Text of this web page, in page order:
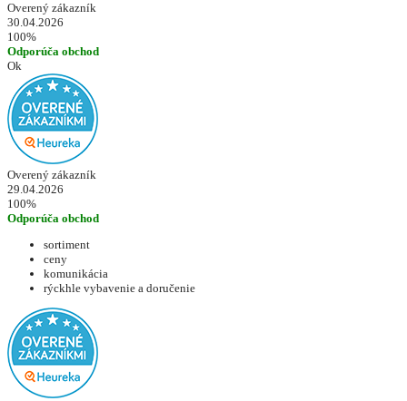
Overený zákazník
30.04.2026
100%
Odporúča obchod
Ok
Overený zákazník
29.04.2026
100%
Odporúča obchod
sortiment
ceny
komunikácia
rýckhle vybavenie a doručenie